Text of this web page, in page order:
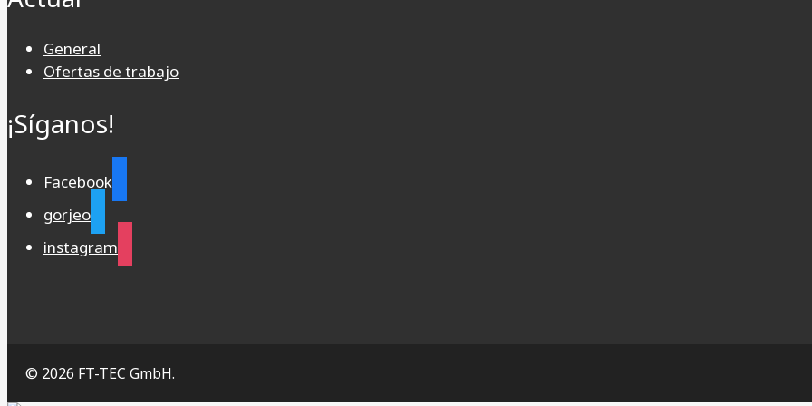
General
Ofertas de trabajo
¡Síganos!
Facebook
gorjeo
instagram
© 2026 FT-TEC GmbH.